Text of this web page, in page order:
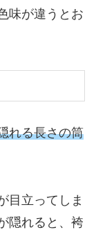
味が違うとお
れる長さの筒
目立ってしま
隠れると、袴